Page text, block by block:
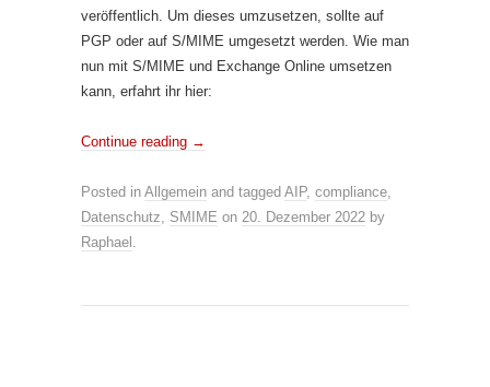
veröffentlich. Um dieses umzusetzen, sollte auf
PGP oder auf S/MIME umgesetzt werden. Wie man
nun mit S/MIME und Exchange Online umsetzen
kann, erfahrt ihr hier:
Continue reading →
Posted in Allgemein and tagged AIP, compliance,
Datenschutz, SMIME on 20. Dezember 2022 by
Raphael .